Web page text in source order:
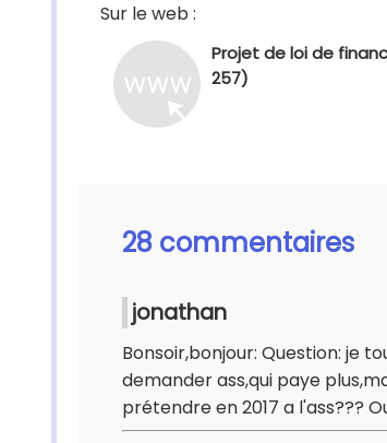
Sur le web :
Projet de loi de
257)
28 commentaires
jonathan
Bonsoir,bonjour: Question: je
demander ass,qui paye
prétendre en 2017 a l'ass???